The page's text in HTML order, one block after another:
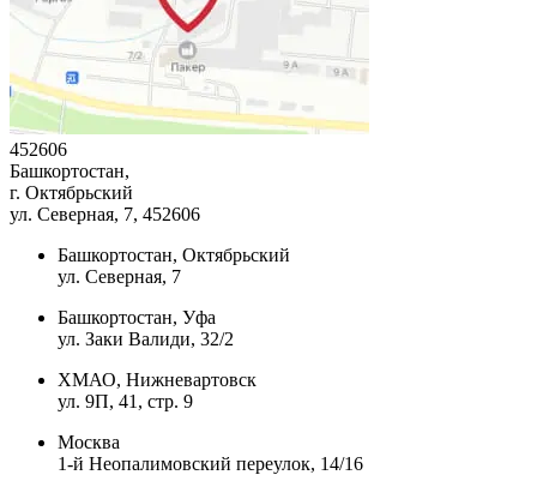
452606
Башкортостан,
г. Октябрьский
ул. Северная, 7, 452606
Башкортостан, Октябрьский
ул. Северная, 7
Башкортостан, Уфа
ул. Заки Валиди, 32/2
ХМАО, Нижневартовск
ул. 9П, 41, стр. 9
Москва
1-й Неопалимовский переулок, 14/16